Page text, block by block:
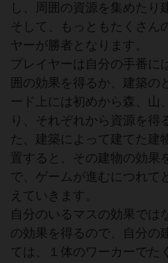
し、周囲の資源を集めたり
そして、もっともたくさん
ヤーが勝者となります。
プレイヤーは自分の手番に
囲の効果を得るか、建築の
ード上には初めから森、山
り、それぞれから資源を得
た、建築によって建てた建
置すると、その建物の効果
で、ゲームが進むにつれて
えていきます。
自分のいるマスの効果では
の効果を得るので、自分の
ては、１体のワーカーでた